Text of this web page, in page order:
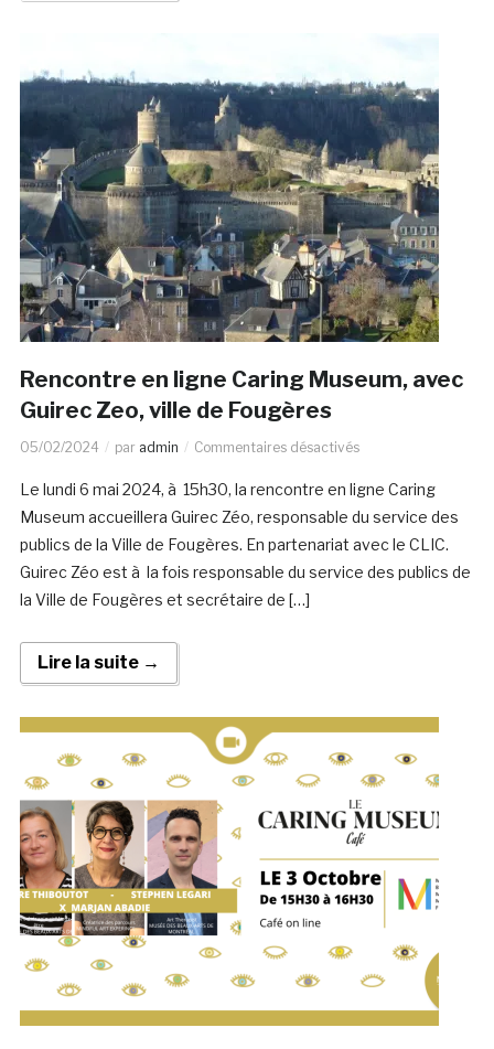
Rencontre en ligne Caring Museum, avec
Guirec Zeo, ville de Fougères
05/02/2024 par admin Commentaires désactivés
Le lundi 6 mai 2024, à 15h30, la rencontre en ligne Caring
Museum accueillera Guirec Zéo, responsable du service des
publics de la Ville de Fougères. En partenariat avec le CLIC.
Guirec Zéo est à la fois responsable du service des publics de
la Ville de Fougères et secrétaire de […]
Lire la suite →